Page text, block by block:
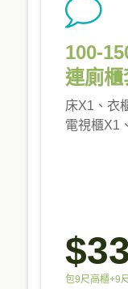
100-
連廁櫃
床X1、衣
電視櫃X1
包9尺高櫃+9